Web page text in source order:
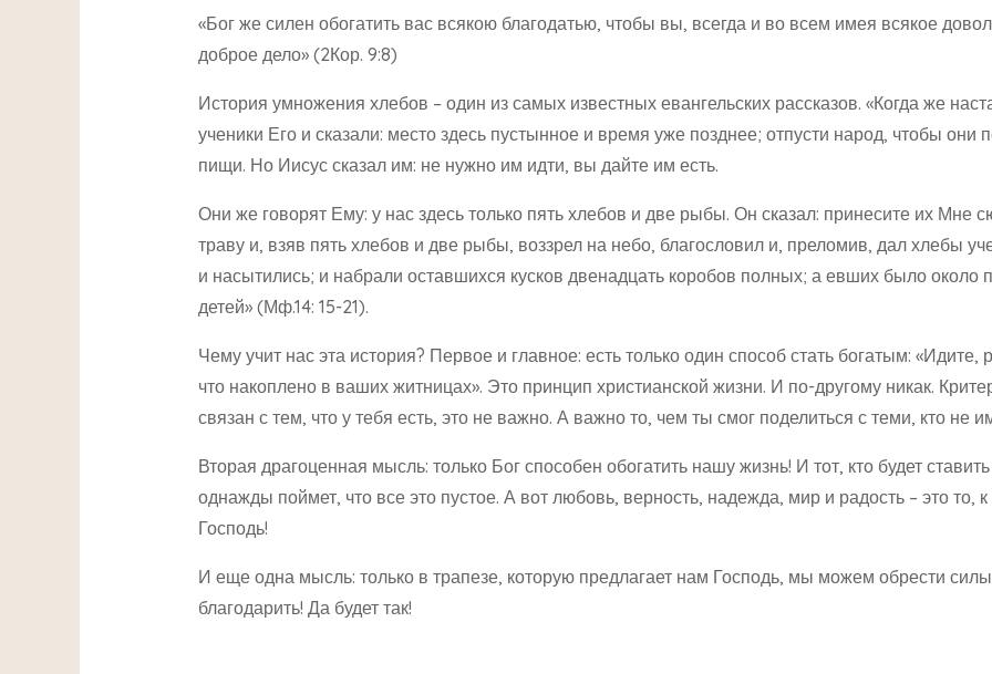
«Бог же силен обогатить вас всякою благодатью, чтобы вы, всегда и во всем имея всякое
доброе дело» (2Кор. 9:8)
История умножения хлебов – один из самых известных евангельских рассказов. «Когда же
ученики Его и сказали: место здесь пустынное и время уже позднее; отпусти народ, чтобы они
пищи. Но Иисус сказал им: не нужно им идти, вы дайте им есть.
Они же говорят Ему: у нас здесь только пять хлебов и две рыбы. Он сказал: принесите их Мне
траву и, взяв пять хлебов и две рыбы, воззрел на небо, благословил и, преломив, дал хлебы
и насытились; и набрали оставшихся кусков двенадцать коробов полных; а евших было около
детей» (Мф.14: 15-21).
Чему учит нас эта история? Первое и главное: есть только один способ стать богатым: «Идите,
что накоплено в ваших житницах». Это принцип христианской жизни. И по-другому никак.
связан с тем, что у тебя есть, это не важно. А важно то, чем ты смог поделиться с теми, кто не
Вторая драгоценная мысль: только Бог способен обогатить нашу жизнь! И тот, кто будет
однажды поймет, что все это пустое. А вот любовь, верность, надежда, мир и радость – это то,
Господь!
И еще одна мысль: только в трапезе, которую предлагает нам Господь, мы можем обрести
благодарить! Да будет так!